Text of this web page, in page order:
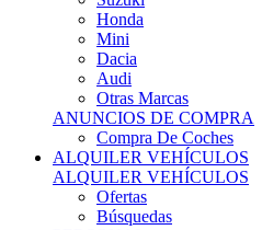
Mini
Dacia
Audi
Otras Marcas
ANUNCIOS DE COMPRA
Compra De Coches
ALQUILER VEHÍCULOS
ALQUILER VEHÍCULOS
Ofertas
Búsquedas
PERSONAL